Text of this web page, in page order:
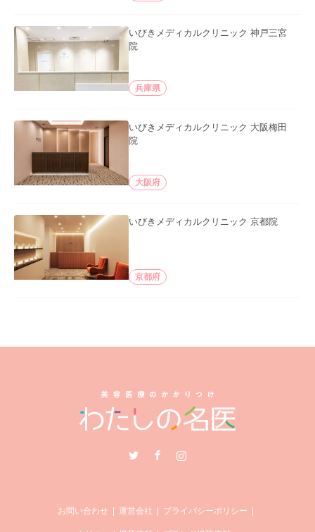
いびきメディカルクリニック 神戸三宮
院
兵庫県
いびきメディカルクリニック 大阪梅田
院
大阪府
いびきメディカルクリニック 京都院
京都府
Instagram
お問い合わせ 運営会社 プライバシーポリシー